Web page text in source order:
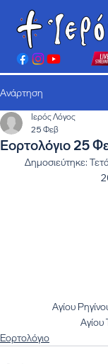
Ανάρτηση
Εορτολόγιο 25
Ιερός Λόγος
25 Φεβ
Δημοσιεύτηκε:
Αγίου
Αγίου
Εορτολόγιο